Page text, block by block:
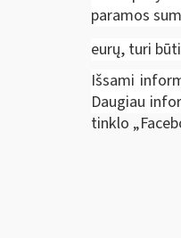
paramos
eurų, turi
Išsami
Daugiau
tinklo